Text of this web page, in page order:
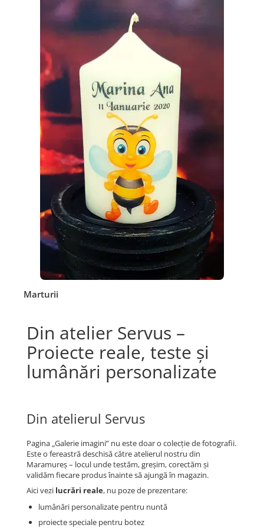
Marturii
Din atelier Servus –
Proiecte reale, teste și
lumânări personalizate
Din atelierul Servus
Pagina „Galerie imagini” nu este doar o colecție de fotografii.
Este o fereastră deschisă către atelierul nostru din
Maramureș – locul unde testăm, greșim, corectăm și
validăm fiecare produs înainte să ajungă în magazin.
Aici vezi lucrări reale, nu poze de prezentare:
lumânări personalizate pentru nuntă
proiecte speciale pentru botez